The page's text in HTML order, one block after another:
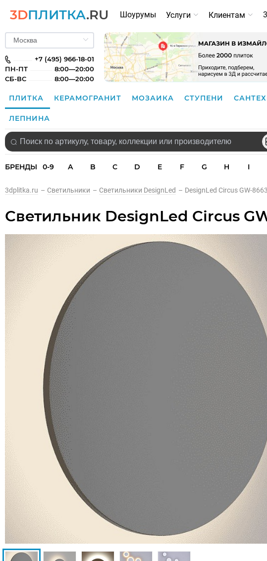
3DПЛИТКА.RU Шоурумы Услуги Клиентам
+7 (495) 966-18-01
ПН-ПТ
8:00—20:00
СБ-ВС
8:00—20:00
ПЛИТКА КЕРАМОГРАНИТ МОЗАИКА СТУПЕНИ
ЛЕПНИНА
БРЕНДЫ 0-9 A B C D E F G H I
3dplitka.ru – Светильники – Светильники DesignLed – DesignLed Circus GW-
Светильник DesignLed Circus